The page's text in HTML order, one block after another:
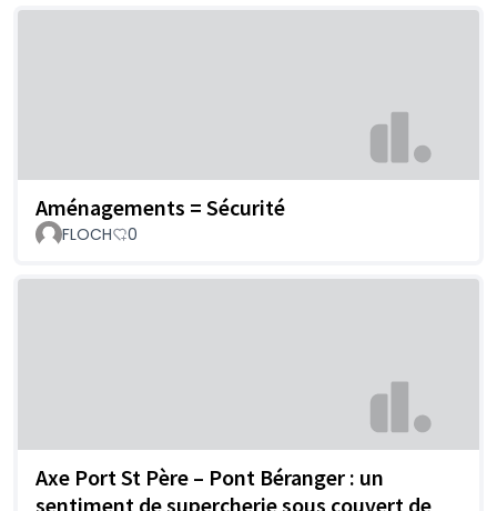
Aménagements = Sécurité
FLOCH 0
Axe Port St Père – Pont Béranger : un
sentiment de supercherie sous couvert de